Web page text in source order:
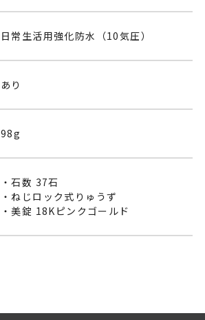
日常生活用強化防水（10気圧）
あり
98g
・石数 37石
・ねじロック式りゅうず
・美錠 18Kピンクゴールド